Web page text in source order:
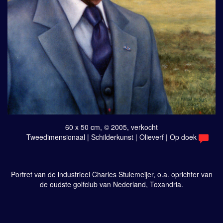
60 x 50 cm, © 2005, verkocht
Tweedimensionaal | Schilderkunst | Olieverf | Op doek
Portret van de industrieel Charles Stulemeijer, o.a. oprichter van
de oudste golfclub van Nederland, Toxandria.